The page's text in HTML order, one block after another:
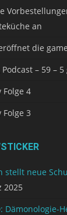
an
die
– 59 –
Folge 4
Folge 3
stellt neue
2025
Dämonologie-